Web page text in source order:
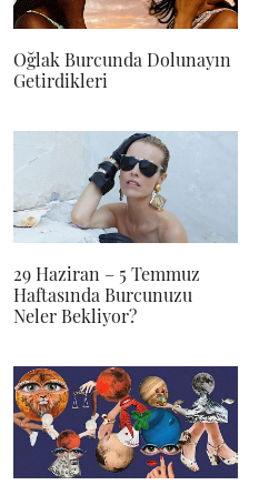
Oğlak Burcunda Dolunayın
Getirdikleri
29 Haziran – 5 Temmuz
Haftasında Burcunuzu
Neler Bekliyor?